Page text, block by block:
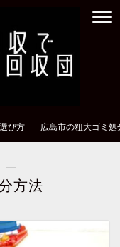
び方 広島市の粗大ゴミ処
―
方法